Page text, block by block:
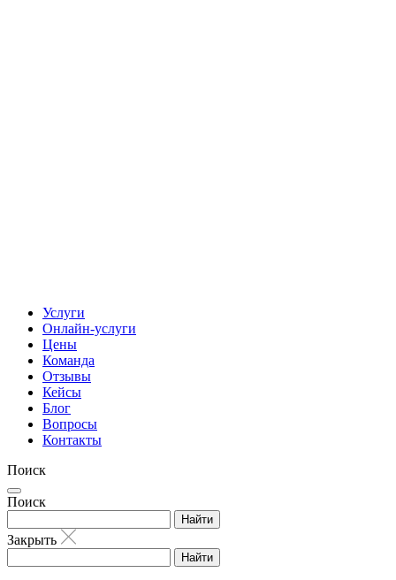
Услуги
Онлайн-услуги
Цены
Команда
Отзывы
Кейсы
Блог
Вопросы
Контакты
Поиск
Поиск
Найти
Закрыть
Найти